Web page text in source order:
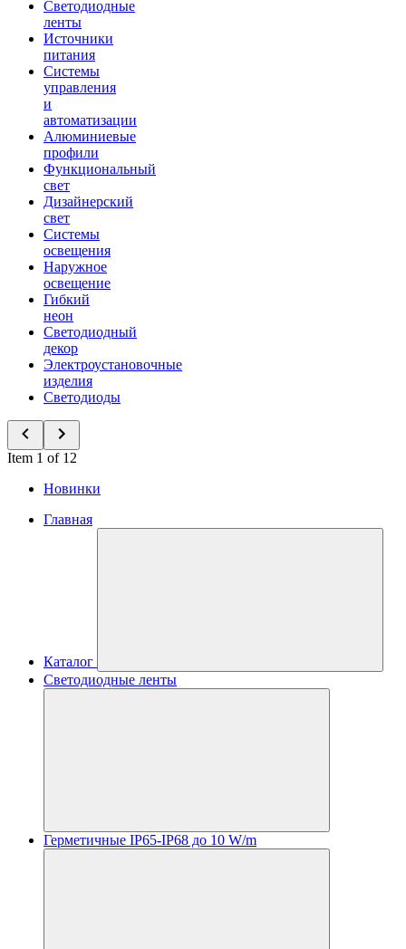
Светодиодные
ленты
Источники
питания
Системы
управления
и
автоматизации
Алюминиевые
профили
Функциональный
свет
Дизайнерский
свет
Системы
освещения
Наружное
освещение
Гибкий
неон
Светодиодный
декор
Электроустановочные
изделия
Светодиоды
Item 1 of 12
Новинки
Главная
Каталог
Светодиодные ленты
Герметичные IP65-IP68 до 10 W/m